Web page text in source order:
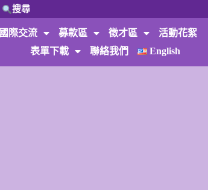
搜尋
國際交流 募款區 徵才區
活動花絮
表單下載
聯絡我們 English